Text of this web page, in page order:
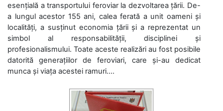
esențială a transportului feroviar la dezvoltarea țării. De-
a lungul acestor 155 ani, calea ferată a unit oameni și
localități, a susținut economia țării și a reprezentat un
simbol al responsabilității, disciplinei și
profesionalismului. Toate aceste realizări au fost posibile
datorită generațiilor de feroviari, care și-au dedicat
munca și viața acestei ramuri....